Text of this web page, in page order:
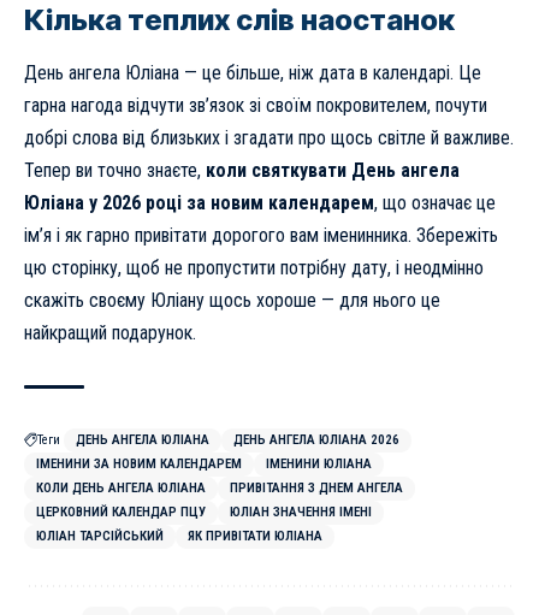
Кілька теплих слів наостанок
День ангела Юліана — це більше, ніж дата в календарі. Це
гарна нагода відчути зв’язок зі своїм покровителем, почути
добрі слова від близьких і згадати про щось світле й важливе.
Тепер ви точно знаєте, коли святкувати День ангела
Юліана у 2026 році за новим календарем, що означає це
ім’я і як гарно привітати дорогого вам іменинника. Збережіть
цю сторінку, щоб не пропустити потрібну дату, і неодмінно
скажіть своєму Юліану щось хороше — для нього це
найкращий подарунок.
Теги ДЕНЬ АНГЕЛА ЮЛІАНА
ДЕНЬ АНГЕЛА ЮЛІАНА 2026
ІМЕНИНИ ЗА НОВИМ КАЛЕНДАРЕМ
ІМЕНИНИ ЮЛІАНА
КОЛИ ДЕНЬ АНГЕЛА ЮЛІАНА
ПРИВІТАННЯ З ДНЕМ АНГЕЛА
ЦЕРКОВНИЙ КАЛЕНДАР ПЦУ
ЮЛІАН ЗНАЧЕННЯ ІМЕНІ
ЮЛІАН ТАРСІЙСЬКИЙ
ЯК ПРИВІТАТИ ЮЛІАНА